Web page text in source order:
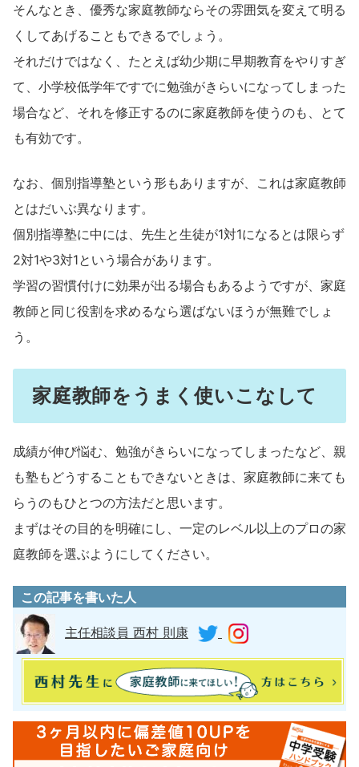
そんなとき、優秀な家庭教師ならその雰囲気を変えて明る
くしてあげることもできるでしょう。
それだけではなく、たとえば幼少期に早期教育をやりすぎ
て、小学校低学年ですでに勉強がきらいになってしまった
場合など、それを修正するのに家庭教師を使うのも、とて
も有効です。
なお、個別指導塾という形もありますが、これは家庭教師
とはだいぶ異なります。
個別指導塾に中には、先生と生徒が1対1になるとは限らず
2対1や3対1という場合があります。
学習の習慣付けに効果が出る場合もあるようですが、家庭
教師と同じ役割を求めるなら選ばないほうが無難でしょ
う。
家庭教師をうまく使いこなして
成績が伸び悩む、勉強がきらいになってしまったなど、親
も塾もどうすることもできないときは、家庭教師に来ても
らうのもひとつの方法だと思います。
まずはその目的を明確にし、一定のレベル以上のプロの家
庭教師を選ぶようにしてください。
この記事を書いた人
主任相談員 西村 則康